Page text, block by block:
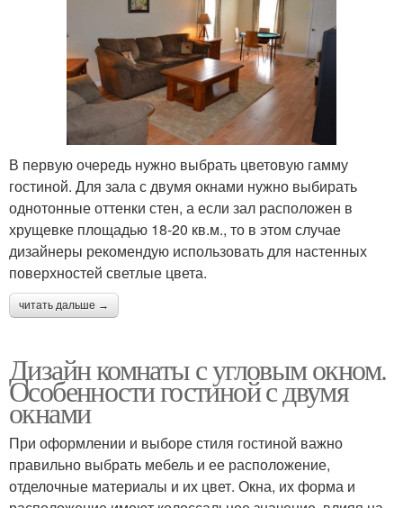
В первую очередь нужно выбрать цветовую гамму
гостиной. Для зала с двумя окнами нужно выбирать
однотонные оттенки стен, а если зал расположен в
хрущевке площадью 18-20 кв.м., то в этом случае
дизайнеры рекомендую использовать для настенных
поверхностей светлые цвета.
читать дальше →
Дизайн комнаты с угловым окном.
Особенности гостиной с двумя
окнами
При оформлении и выборе стиля гостиной важно
правильно выбрать мебель и ее расположение,
отделочные материалы и их цвет. Окна, их форма и